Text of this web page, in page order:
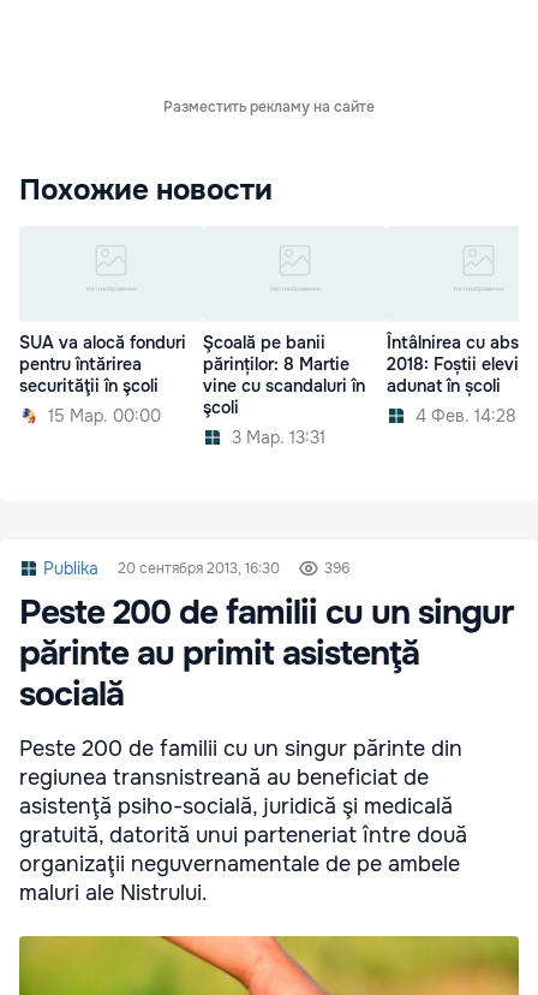
Разместить рекламу на сайте
Похожие новости
SUA va alocă fonduri
pentru întărirea
securităţii în şcoli
15 Мар. 00:00
Şcoală pe banii
părinților: 8 Martie
vine cu scandaluri în
şcoli
3 Мар. 13:31
Întâlnirea cu
2018: Foștii elevi
adunat în școli
4 Фев. 14:28
Publika 20 сентября 2013, 16:30 396
Peste 200 de familii cu un singur
părinte au primit asistenţă
socială
Peste 200 de familii cu un singur părinte din
regiunea transnistreană au beneficiat de
asistenţă psiho-socială, juridică şi medicală
gratuită, datorită unui parteneriat între două
organizaţii neguvernamentale de pe ambele
maluri ale Nistrului.